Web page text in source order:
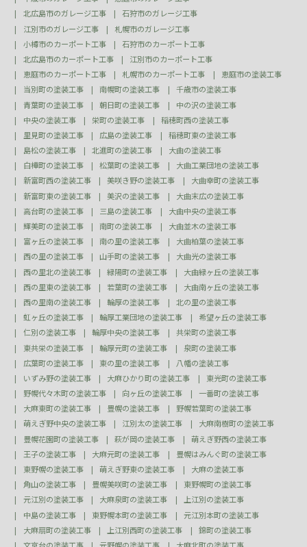
北広島市のガレージ工事
石狩市のガレージ工事
江別市のガレージ工事
札幌市のガレージ工事
小樽市のカーポート工事
石狩市のカーポート工事
北広島市のカーポート工事
江別市のカーポート工事
恵庭市のカーポート工事
札幌市のカーポート工事
恵庭市の塗装工事
当別町の塗装工事
南幌町の塗装工事
千歳市の塗装工事
青葉町の塗装工事
朝日町の塗装工事
中の沢の塗装工事
中央の塗装工事
栄町の塗装工事
稲穂町西の塗装工事
里見町の塗装工事
広島の塗装工事
稲穂町東の塗装工事
島松の塗装工事
北進町の塗装工事
大曲の塗装工事
白樺町の塗装工事
松葉町の塗装工事
大曲工業団地の塗装工事
新富町西の塗装工事
美咲き野の塗装工事
大曲幸町の塗装工事
新富町東の塗装工事
美沢の塗装工事
大曲末広の塗装工事
高台町の塗装工事
三島の塗装工事
大曲中央の塗装工事
輝美町の塗装工事
南町の塗装工事
大曲並木の塗装工事
富ヶ丘の塗装工事
南の里の塗装工事
大曲柏葉の塗装工事
西の里の塗装工事
山手町の塗装工事
大曲光の塗装工事
西の里北の塗装工事
緑陽町の塗装工事
大曲緑ヶ丘の塗装工事
西の里東の塗装工事
若葉町の塗装工事
大曲南ヶ丘の塗装工事
西の里南の塗装工事
輪厚の塗装工事
北の里の塗装工事
虹ヶ丘の塗装工事
輪厚工業団地の塗装工事
希望ヶ丘の塗装工事
仁別の塗装工事
輪厚中央の塗装工事
共栄町の塗装工事
東共栄の塗装工事
輪厚元町の塗装工事
泉町の塗装工事
広葉町の塗装工事
東の里の塗装工事
八幡の塗装工事
いずみ野の塗装工事
大麻ひかり町の塗装工事
東光町の塗装工事
野幌代々木町の塗装工事
向ヶ丘の塗装工事
一番町の塗装工事
大麻東町の塗装工事
豊幌の塗装工事
野幌若葉町の塗装工事
萌えぎ野中央の塗装工事
江別太の塗装工事
大麻南樹町の塗装工事
豊幌花園町の塗装工事
萩が岡の塗装工事
萌えぎ野西の塗装工事
王子の塗装工事
大麻元町の塗装工事
豊幌はみんぐ町の塗装工事
東野幌の塗装工事
萌えぎ野東の塗装工事
大麻の塗装工事
角山の塗装工事
豊幌美咲町の塗装工事
東野幌町の塗装工事
元江別の塗装工事
大麻泉町の塗装工事
上江別の塗装工事
中島の塗装工事
東野幌本町の塗装工事
元江別本町の塗装工事
大麻扇町の塗装工事
上江別西町の塗装工事
錦町の塗装工事